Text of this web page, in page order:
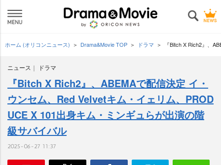
ホーム (オリコンニュース) Drama&Movie TOP ドラマ 『Bitch X Rich2』、
ニュース ドラマ
『Bitch X Rich2』、ABEMAで配信決定 イ・
ウンセム、Red Velvetキム・イェリム、PROD
UCE X 101出身キム・ミンギュらが出演の階
級サバイバル
2025-06-27 11:37